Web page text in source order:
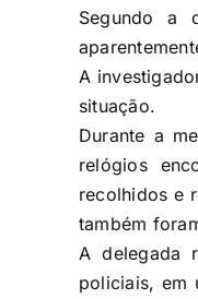
Segundo a
A
situação.
Durante a
relógios
recolhidos e
também
A delegada
policiais, em